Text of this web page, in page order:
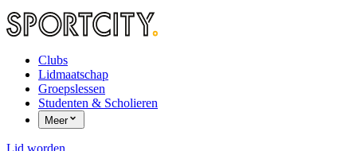
Clubs
Lidmaatschap
Groepslessen
Studenten & Scholieren
Meer
Lid worden